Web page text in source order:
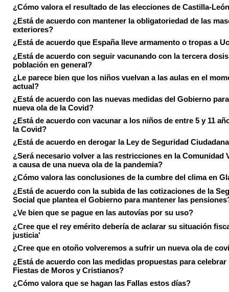
¿Cómo valora el resultado de las elecciones de Castilla-
¿Está de acuerdo con mantener la obligatoriedad de las
exteriores?
¿Está de acuerdo que España lleve armamento o tropas a
¿Está de acuerdo con seguir vacunando con la tercera
población en general?
¿Le parece bien que los niños vuelvan a las aulas en el
actual?
¿Está de acuerdo con las nuevas medidas del Gobierno
nueva ola de la Covid?
¿Está de acuerdo con vacunar a los niños de entre 5 y 11
la Covid?
¿Está de acuerdo en derogar la Ley de Seguridad
¿Será necesario volver a las restricciones en la Comunidad
a causa de una nueva ola de la pandemia?
¿Cómo valora las conclusiones de la cumbre del clima en
¿Está de acuerdo con la subida de las cotizaciones de la
Social que plantea el Gobierno para mantener las
¿Ve bien que se pague en las autovías por su uso?
¿Cree que el rey emérito debería de aclarar su situación
justicia'
¿Cree que en otoño volveremos a sufrir un nueva ola de
¿Está de acuerdo con las medidas propuestas para celebrar
Fiestas de Moros y Cristianos?
¿Cómo valora que se hagan las Fallas estos días?